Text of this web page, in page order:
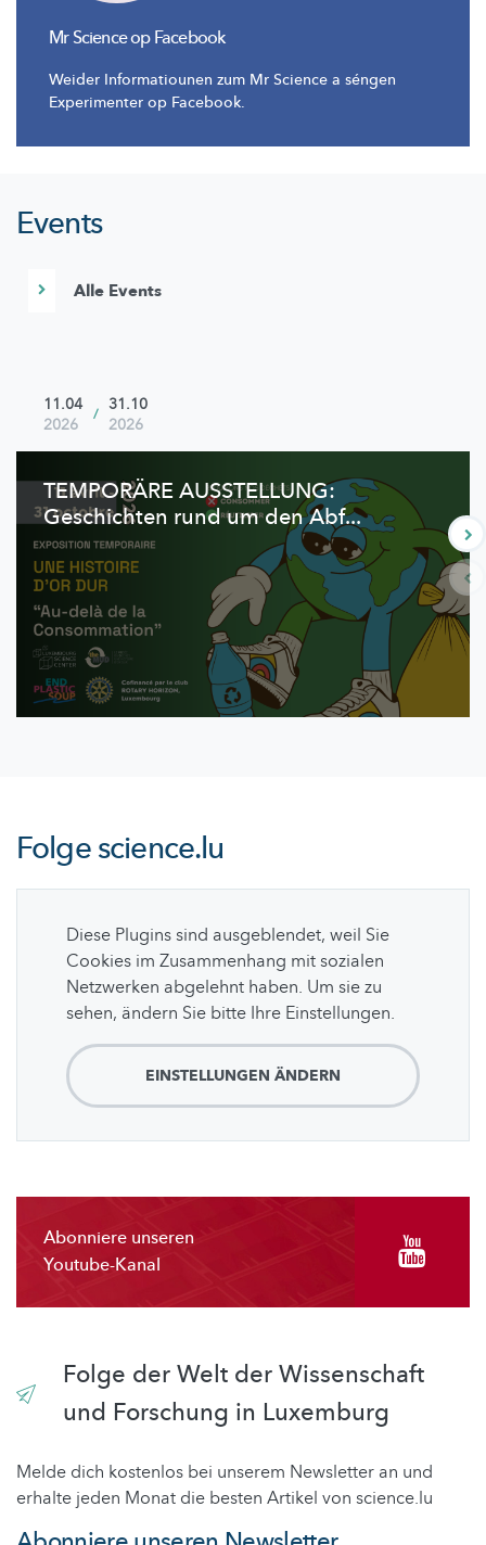
Mr Science op Facebook
Weider Informatiounen zum Mr Science a séngen
Experimenter op Facebook.
Events
Alle Events
11.04
2026
/
31.10
2026
TEMPORÄRE AUSSTELLUNG:
Geschichten rund um den Abf...
Folgescience.lu
Diese Plugins sind ausgeblendet, weil Sie
Cookies im Zusammenhang mit sozialen
Netzwerken abgelehnt haben. Um sie zu
sehen, ändern Sie bitte Ihre Einstellungen.
EINSTELLUNGEN ÄNDERN
Abonniere unseren
Youtube-Kanal
Folge der Welt der Wissenschaft
und Forschung in Luxemburg
Melde dich kostenlos bei unserem Newsletter an und
erhalte jeden Monat die besten Artikel von science.lu